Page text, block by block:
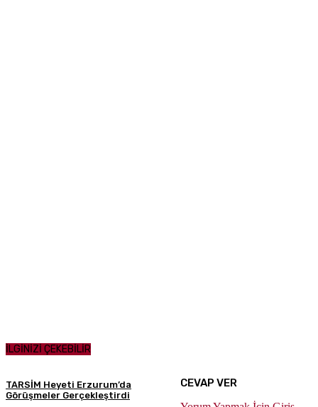
İLGİNİZİ ÇEKEBİLİR
TARSİM Heyeti Erzurum’da
Görüşmeler Gerçekleştirdi
CEVAP VER